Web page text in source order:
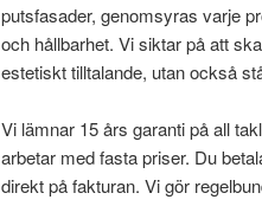
putsfasader, genomsyras varje
och hållbarhet. Vi siktar på att
estetiskt tilltalande, utan också
Vi lämnar 15 års garanti på all
arbetar med fasta priser. Du
direkt på fakturan. Vi gör